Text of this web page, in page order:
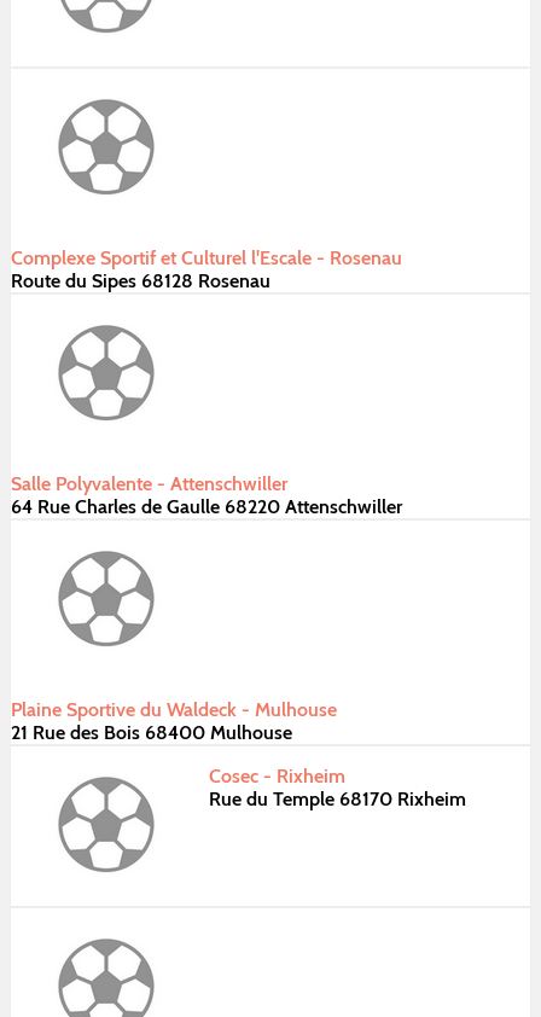
Complexe Sportif et Culturel l'Escale - Rosenau
Route du Sipes 68128 Rosenau
Salle Polyvalente - Attenschwiller
64 Rue Charles de Gaulle 68220 Attenschwiller
Plaine Sportive du Waldeck - Mulhouse
21 Rue des Bois 68400 Mulhouse
Cosec - Rixheim
Rue du Temple 68170 Rixheim